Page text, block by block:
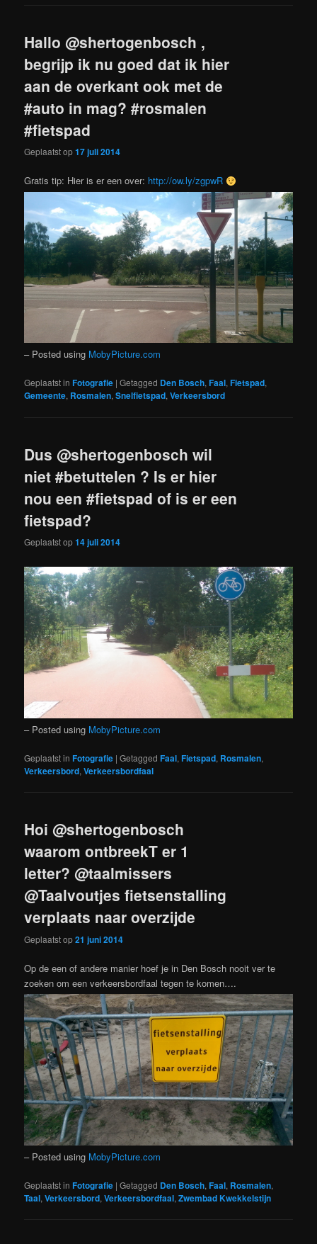
Hallo @shertogenbosch ,
begrijp ik nu goed dat ik hier
aan de overkant ook met de
#auto in mag? #rosmalen
#fietspad
Geplaatst op17 juli 2014
Gratis tip: Hier is er een over: http://ow.ly/zgpwR
– Posted using MobyPicture.com
Geplaatst in Fotografie |Getagged Den Bosch,Faal,Fietspad,
Gemeente, Rosmalen,Snelfietspad,Verkeersbord
Dus @shertogenbosch wil
niet #betuttelen ? Is er hier
nou een #fietspad of is er een
fietspad?
Geplaatst op14 juli 2014
– Posted using MobyPicture.com
Geplaatst in Fotografie |Getagged Faal,Fietspad, Rosmalen,
Verkeersbord,Verkeersbordfaal
Hoi @shertogenbosch
waarom ontbreekT er 1
letter? @taalmissers
@Taalvoutjes fietsenstalling
verplaats naar overzijde
Geplaatst op21 juni 2014
Op de een of andere manier hoef je in Den Bosch nooit ver te
zoeken om een verkeersbordfaal tegen te komen….
– Posted using MobyPicture.com
Geplaatst in Fotografie |Getagged Den Bosch,Faal, Rosmalen,
Taal,Verkeersbord,Verkeersbordfaal,Zwembad Kwekkelstijn